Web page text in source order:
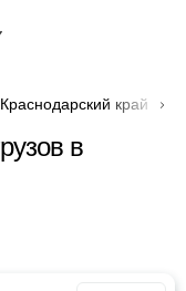
Краснодарский край
в